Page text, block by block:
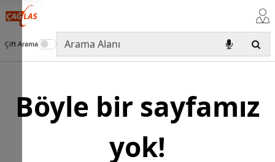
Çift Arama
Böyle bir sayfamız
yok!